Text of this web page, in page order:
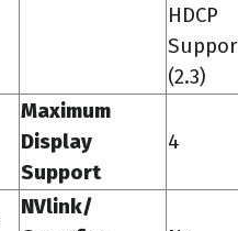
HDCP
(2.3)
Maximum
Display
Support
4
NVlink/